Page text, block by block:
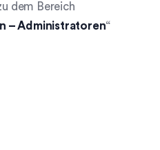
dem Bereich
– Administratoren“